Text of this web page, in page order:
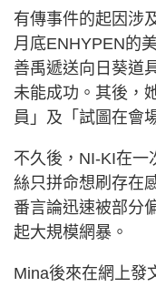
有傳事件的起因涉
月底ENHYPEN的
善禹遞送向日葵道
未能成功。其後，
員」及「試圖在會
不久後，NI-KI在一
絲只拼命想刷存在
番言論迅速被部分
起大規模網暴。
Mina後來在網上發